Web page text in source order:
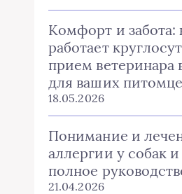
Комфорт и забота:
работает
прием ветеринара
для ваших
18.05.2026
Понимание и
аллергии у собак
полное
21.04.2026